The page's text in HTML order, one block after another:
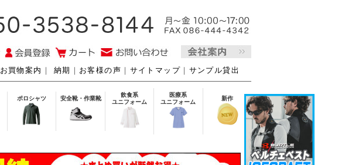
お買物案内 ｜ 納期 ｜ お客様の声 ｜ サイトマップ ｜ サンプル貸出
ポロシャツ 安全靴・作業靴
飲食系
ユニフォーム
医療系
ユニフォーム
新作